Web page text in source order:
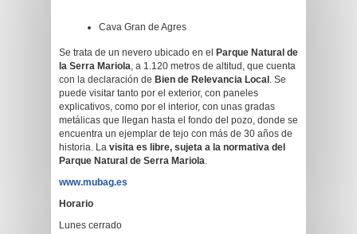
Cava Gran de Agres
Se trata de un nevero ubicado en el
Parque Natural de
la Serra Mariola, a 1.120 metros de altitud, que cuenta
con la declaración de Bien de Relevancia Local . Se
puede visitar tanto por el exterior, con paneles
explicativos, como por el interior, con unas gradas
metálicas que llegan hasta el fondo del pozo, donde se
encuentra un ejemplar de tejo con más de 30 años de
historia. La visita es libre, sujeta a la normativa del
Parque Natural de Serra Mariola.
www.mubag.es
Horario
Lunes cerrado